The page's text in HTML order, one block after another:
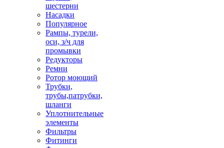
шестерни
Насадки
Популярное
Рампы, турели,
оси, з/ч для
промывки
Редукторы
Ремни
Ротор моющий
Трубки,
трубы,патрубки,
шланги
Уплотнительные
элементы
Фильтры
Фитинги